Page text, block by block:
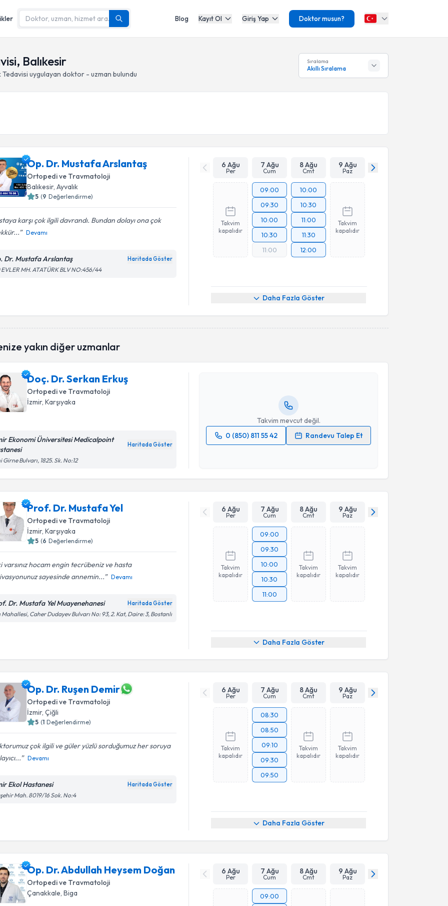
Blog Kayıt Ol Giriş Yap Doktor musun?
Balıkesir
Tedavisi uygulayan doktor - uzman bulundu
Sıralama
Akıllı Sıralama
Op. Dr. Mustafa Arslantaş
Ortopedi ve Travmatoloji
Balıkesir, Ayvalık
5 (9 Değerlendirme)
karşı çok ilgili davrandı. Bundan dolayı ona çok
Devamı
Dr. Mustafa Arslantaş Haritada Göster
EVLER MH. ATATÜRK BLV NO:456/44
6 Ağu
Per
7 Ağu
Cum
8 Ağu
Cmt
9 Ağu
Paz
Takvim
kapalıdır
09:00
09:30
10:00
10:30
11:00
10:00
10:30
11:00
11:30
12:00
Takvim
kapalıdır
Daha Fazla Göster
yakın diğer uzmanlar
Doç. Dr. Serkan Erkuş
Ortopedi ve Travmatoloji
İzmir, Karşıyaka
Ekonomi Üniversitesi Medicalpoint
Haritada Göster
Girne Bulvarı, 1825. Sk. No:12
Takvim mevcut değil.
0 (850) 811 55 42
Randevu Talep Et
Randevu Takvimi Talebi
Doç. Dr. Serkan Erkuşiçin randevu takvimi talebi oluşturun.
Size bu uzmandan randevu almanız için bir takvim
Prof. Dr. Mustafa Yel
Ortopedi ve Travmatoloji
İzmir, Karşıyaka
5 (6 Değerlendirme)
varsınız hocam engin tecrübeniz ve hasta
sayesinde annemin...
Devamı
Dr. Mustafa Yel Muayenehanesi Haritada Göster
Mahallesi, Caher Dudayev Bulvarı No: 93, 2. Kat, Daire: 3, Bostanlı
6 Ağu
Per
7 Ağu
Cum
8 Ağu
Cmt
9 Ağu
Paz
Takvim
kapalıdır
09:00
09:30
10:00
10:30
11:00
Takvim
kapalıdır
Takvim
kapalıdır
Daha Fazla Göster
Op. Dr. Ruşen Demir
Ortopedi ve Travmatoloji
İzmir, Çiğli
5 (1 Değerlendirme)
çok ilgili ve güler yüzlü sorduğumuz her soruya
Devamı
Ekol Hastanesi Haritada Göster
Mah. 8019/16 Sok. No:4
6 Ağu
Per
7 Ağu
Cum
8 Ağu
Cmt
9 Ağu
Paz
Takvim
kapalıdır
08:30
08:50
09:10
09:30
09:50
Takvim
kapalıdır
Takvim
kapalıdır
Daha Fazla Göster
Op. Dr. Abdullah Heysem Doğan
Ortopedi ve Travmatoloji
Çanakkale , Biga
6 Ağu
Per
7 Ağu
Cum
8 Ağu
Cmt
9 Ağu
Paz
09:00